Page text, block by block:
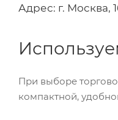
Адрес: г. Москва,
При выборе
компактной,